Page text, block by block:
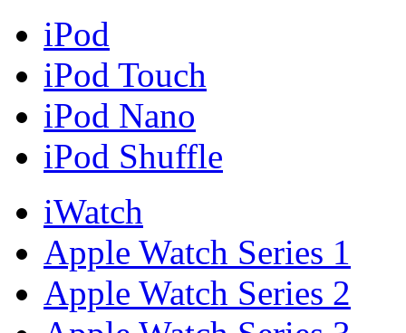
iPod
iPod Touch
iPod Nano
iPod Shuffle
iWatch
Apple Watch Series 1
Apple Watch Series 2